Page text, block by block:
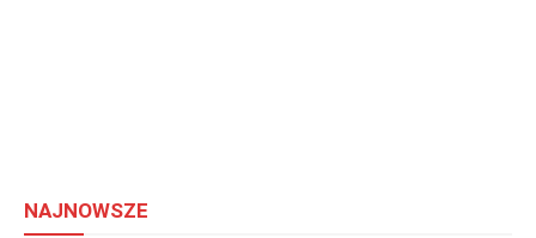
NAJNOWSZE